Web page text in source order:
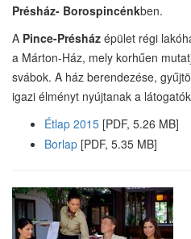
Présház- Borospincénkben.
A Pince-Présház épület régi
a Márton-Ház, mely korhűen
svábok. A ház berendezése,
igazi élményt nyújtanak a
Étlap 2015 [PDF, 5.26 MB]
Borlap [PDF, 5.35 MB]